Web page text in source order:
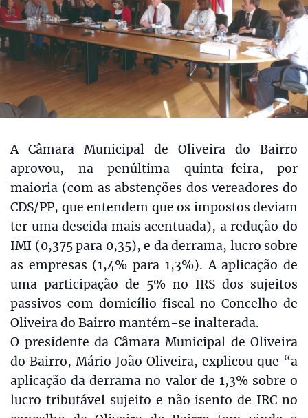
A Câmara Municipal de Oliveira do Bairro
aprovou, na penúltima quinta-feira, por
maioria (com as abstenções dos vereadores do
CDS/PP, que entendem que os impostos deviam
ter uma descida mais acentuada), a redução do
IMI (0,375 para 0,35), e da derrama, lucro sobre
as empresas (1,4% para 1,3%). A aplicação de
uma participação de 5% no IRS dos sujeitos
passivos com domicílio fiscal no Concelho de
Oliveira do Bairro mantém-se inalterada.
O presidente da Câmara Municipal de Oliveira
do Bairro, Mário João Oliveira, explicou que “a
aplicação da derrama no valor de 1,3% sobre o
lucro tributável sujeito e não isento de IRC no